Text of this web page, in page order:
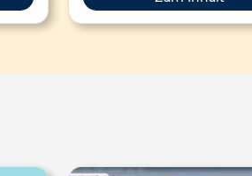
Erklärfilmchen erstellen?
einer Lernplattform abgelegt
können mit dem Slow-
Ihrer Kreativität und der Ihrer